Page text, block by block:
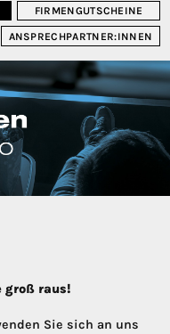
FIRMENGUTSCHEINE
ANSPRECHPARTNER:INNEN
groß raus!
Sie sich an uns